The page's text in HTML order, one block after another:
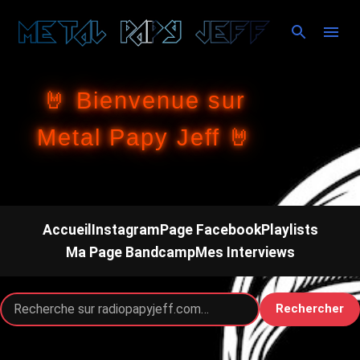
Accéder au contenu principal
🤘 Bienvenue sur
Metal Papy Jeff 🤘
Accueil InstagramPage FacebookPlaylists
Ma Page BandcampMes Interviews
Rechercher